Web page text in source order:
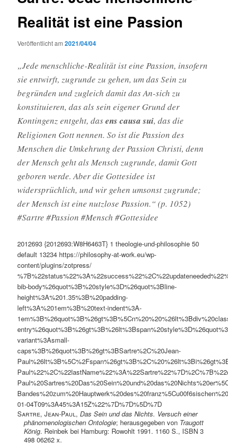
Realität ist eine Passion
Veröffentlicht am2021/04/04
„Jede menschliche-Realität ist eine Passion, insofern
sie entwirft, zugrunde zu gehen, um das Sein zu
begrün­den und zugleich damit das An-sich zu
konstituieren, das als sein eigener Grund der
Kontingenz entgeht, dasens causa sui, das die
Religionen Gott nennen. So ist die Pas­sion des
Menschen die Umkehrung der Passion Christi, denn
der Mensch geht als Mensch zugrunde, damit Gott
geboren werde. Aber die Gottesidee ist
widersprüchlich, und wir gehen umsonst zugrunde;
der Mensch ist eine nutzlose Passion.“ (p. 1052)
#Sartre #Passion #Mensch #Gottesidee
2012693 {2012693:W8H6463T} 1 theologie-und-philosophie 50
default 13234 https://philosophy-at-work.eu/wp-
content/plugins/zotpress/
bib-body%26quot%3B%20style%3D%26quot%3Bline-
height%3A%201.35%3B%20padding-
left%3A%201em%3B%20text-indent%3A-
variant%3Asmall-
caps%3B%26quot%3B%26gt%3BSartre%2C%20Jean-
01-04T09%3A45%3A15Z%22%7D%7D%5D%7D
Sartre, Jean-Paul ,Das Sein und das Nichts. Versuch einer
phänomenologischen Ontologie; herausgegeben von Traugott
König. Reinbek bei Hamburg: Rowohlt 1991. 1160 S., ISBN 3
498 06262 x.